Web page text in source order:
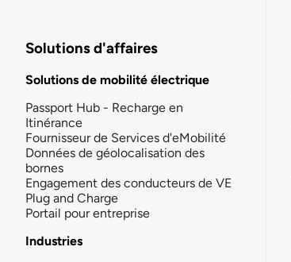
Solutions d'affaires
Solutions de mobilité électrique
Passport Hub - Recharge en
Itinérance
Fournisseur de Services d'eMobilité
Données de géolocalisation des
bornes
Engagement des conducteurs de VE
Plug and Charge
Portail pour entreprise
Industries